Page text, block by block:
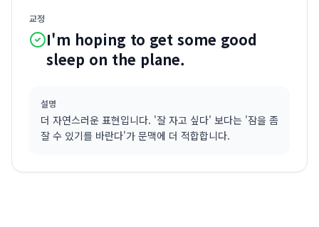
교정
I'm hoping to get some good
sleep on the plane.
설명
더 자연스러운 표현입니다. '잘 자고 싶다' 보다는 '잠을 좀
잘 수 있기를 바란다'가 문맥에 더 적합합니다.